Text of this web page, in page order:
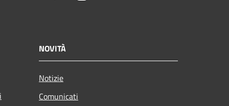
NOVITÀ
Notizie
Comunicati